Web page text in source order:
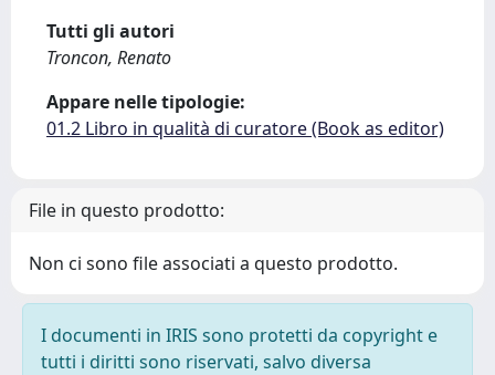
Tutti gli autori
Troncon, Renato
Appare nelle tipologie:
01.2 Libro in qualità di curatore (Book as editor)
File in questo prodotto:
Non ci sono file associati a questo prodotto.
I documenti in IRIS sono protetti da copyright e
tutti i diritti sono riservati, salvo diversa